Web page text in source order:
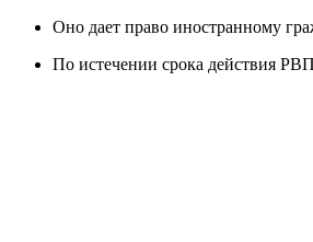
Оно дает право иностранному
По истечении срока действия